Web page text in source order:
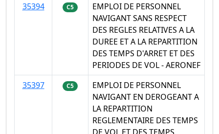
35394
C5
EMPLOI DE PERSONNEL
NAVIGANT SANS RESPECT
DES REGLES RELATIVES A LA
DUREE ET A LA REPARTITION
DES TEMPS D'ARRET ET DES
PERIODES DE VOL - AERONEF
35397
C5
EMPLOI DE PERSONNEL
NAVIGANT EN DEROGEANT A
LA REPARTITION
REGLEMENTAIRE DES TEMPS